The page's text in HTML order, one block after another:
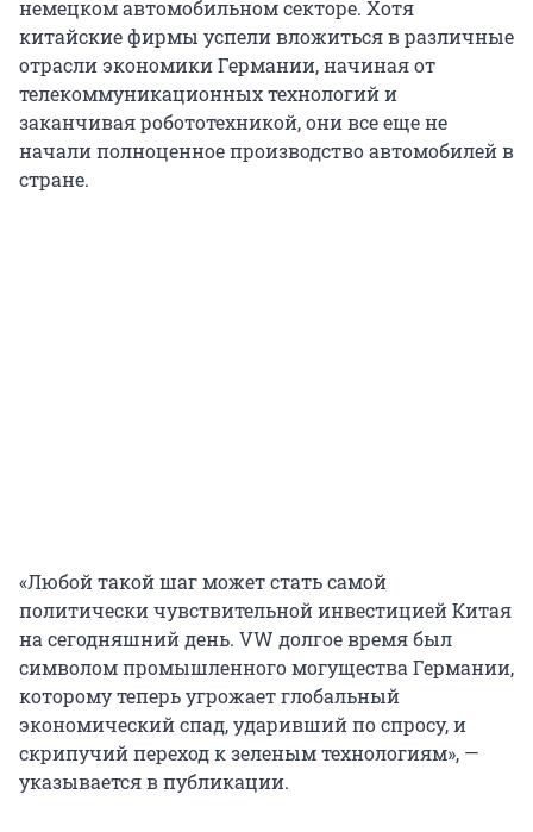
немецком автомобильном секторе. Хотя
китайские фирмы успели вложиться в различные
отрасли экономики Германии, начиная от
телекоммуникационных технологий и
заканчивая робототехникой, они все еще не
начали полноценное производство автомобилей в
стране.
«Любой такой шаг может стать самой
политически чувствительной инвестицией Китая
на сегодняшний день. VW долгое время был
символом промышленного могущества Германии,
которому теперь угрожает глобальный
экономический спад, ударивший по спросу, и
скрипучий переход к зеленым технологиям», —
указывается в публикации.